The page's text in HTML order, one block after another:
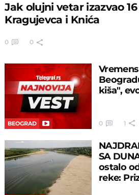
Jak olujni vetar izazvao
Kragujevca i Knića
0 0
BEOGRAD
kiša",
0 1
SA
ostalo
reke: